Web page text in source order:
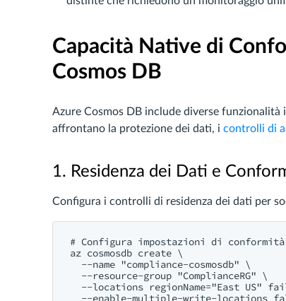
Capacità Native di
Cosmos DB
Azure Cosmos DB include diverse
affrontano la protezione dei dati, i controlli di
1. Residenza dei Dati e
Configura i controlli di residenza dei dati per
# Configura impostazioni di
az cosmosdb create \
  --name "compliance-cosmosdb" \
  --resource-group "ComplianceRG" \
--locations regionName="East US"